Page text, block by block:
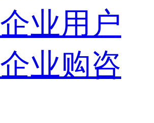
企业用户
企业购咨